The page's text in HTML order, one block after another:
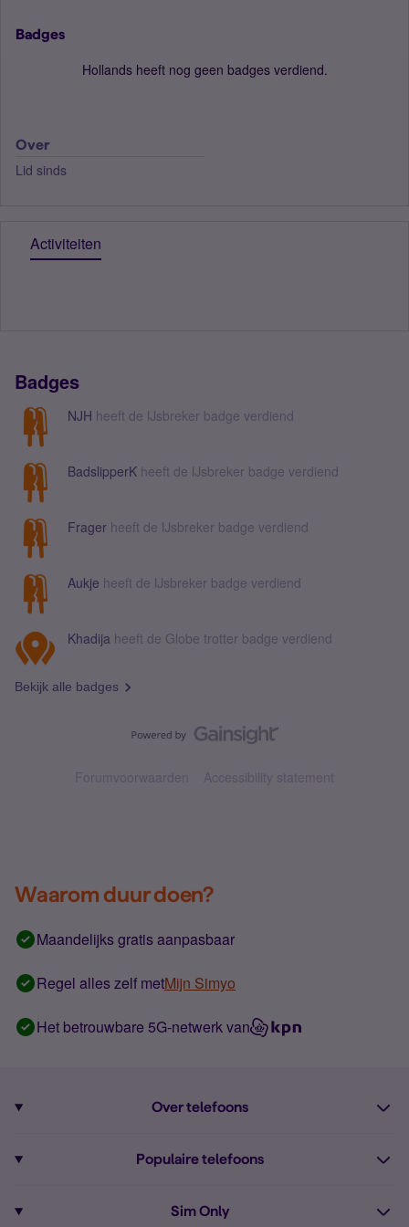
Badges
Hollands heeft nog geen badges verdiend.
Over
Lid sinds
Activiteiten
Badges
NJH heeft de IJsbreker badge verdiend
BadslipperK heeft de IJsbreker badge verdiend
Frager heeft de IJsbreker badge verdiend
Aukje heeft de IJsbreker badge verdiend
Khadija heeft de Globe trotter badge verdiend
Bekijk alle badges
Forumvoorwaarden Accessibility statement
Waarom duur doen?
Maandelijks gratis aanpasbaar
Regel alles zelf metMijn Simyo
Het betrouwbare 5G-netwerk van
Over telefoons
Alle telefoons
Populaire telefoons
Sim Only